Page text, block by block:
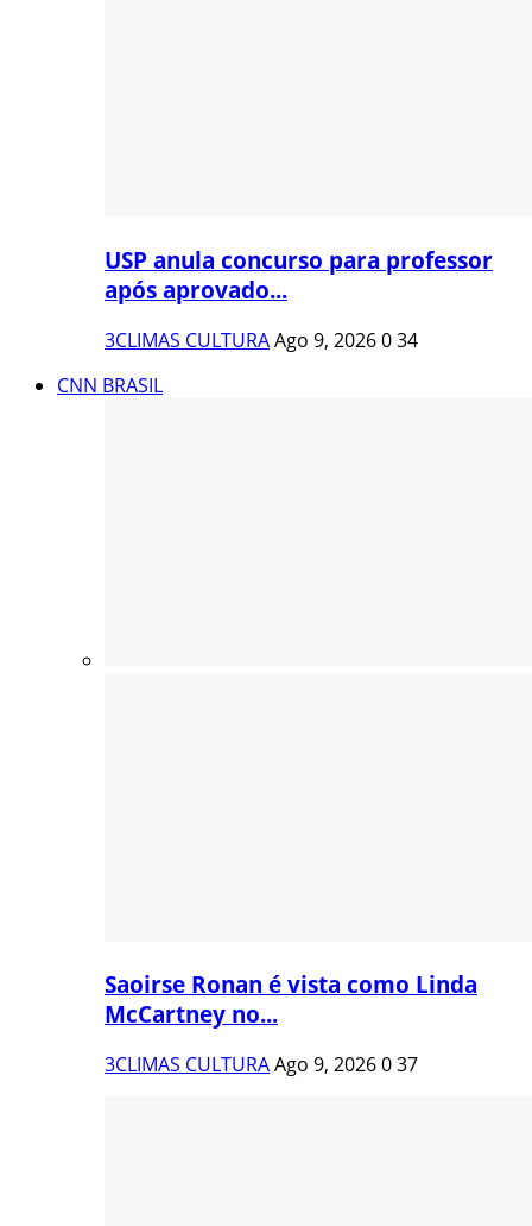
USP anula concurso para professor
após aprovado...
3CLIMAS CULTURAAgo 9, 2026034
CNN BRASIL
Saoirse Ronan é vista como Linda
McCartney no...
3CLIMAS CULTURAAgo 9, 2026037